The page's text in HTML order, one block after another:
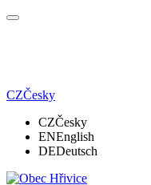
CZČesky
CZČesky
ENEnglish
DEDeutsch